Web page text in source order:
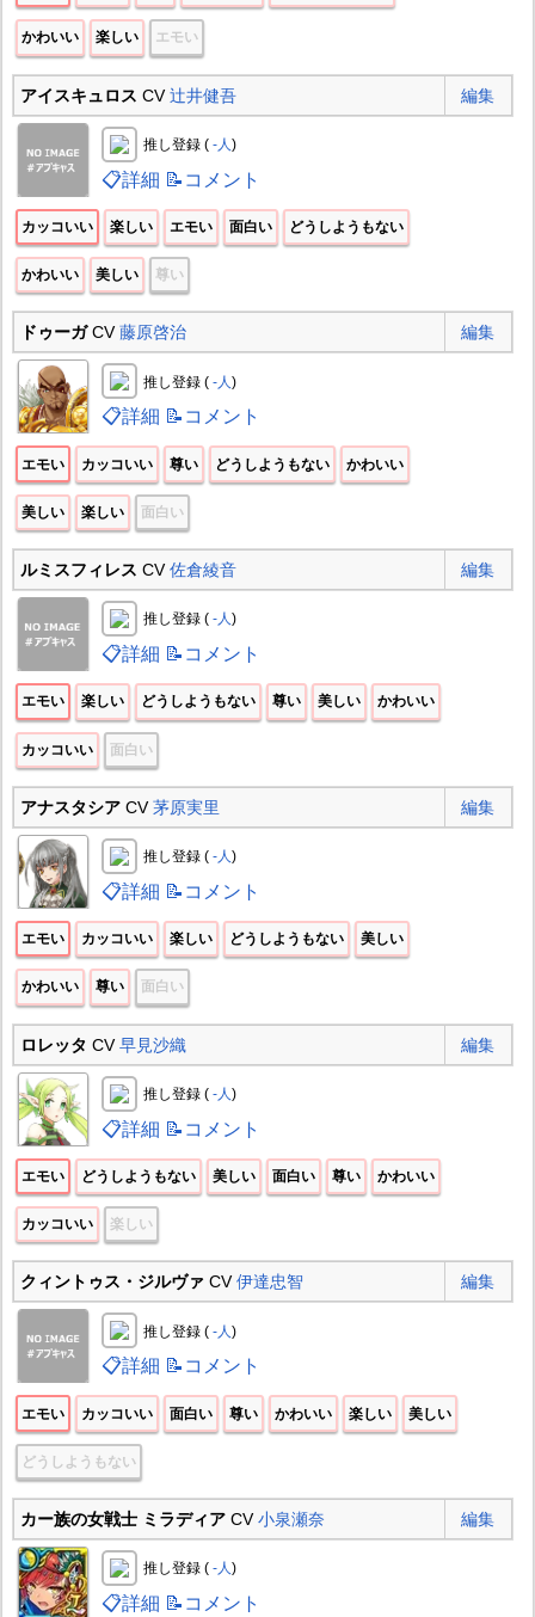
かわいい 楽しい エモい
アイスキュロス CV辻井健吾 編集
推し登録 ( -人)
📋詳細 📝コメント
カッコいい 楽しい エモい 面白い どうしようもない
かわいい 美しい 尊い
ドゥーガCV藤原啓治 編集
推し登録 ( -人 )
📋詳細 📝コメント
エモい カッコいい 尊い どうしようもない かわいい
美しい 楽しい 面白い
ルミスフィレス CV佐倉綾音 編集
推し登録 ( -人)
📋詳細 📝コメント
エモい 楽しい どうしようもない 尊い 美しい かわいい
カッコいい 面白い
アナスタシアCV茅原実里 編集
推し登録 ( -人)
📋詳細 📝コメント
エモい カッコいい 楽しい どうしようもない 美しい
かわいい 尊い 面白い
ロレッタ CV早見沙織 編集
推し登録 ( -人)
📋詳細 📝コメント
エモい どうしようもない 美しい 面白い 尊い かわいい
カッコいい 楽しい
クィントゥス・ジルヴァ CV伊達忠智 編集
推し登録 ( -人 )
📋詳細 📝コメント
エモい カッコいい 面白い 尊い かわいい 楽しい 美しい
どうしようもない
カー族の女戦士 ミラディアCV小泉瀬奈 編集
推し登録 ( -人)
📋詳細 📝コメント